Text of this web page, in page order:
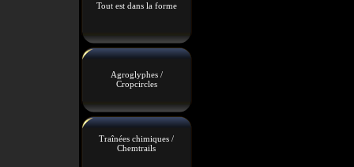
Tout est dans la forme
Agroglyphes /
Cropcircles
Traînées chimiques /
Chemtrails